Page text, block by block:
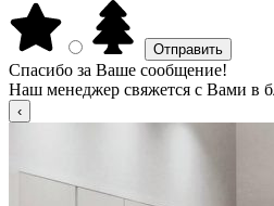
Спасибо за Ваше сообщение!
Наш менеджер свяжется с Вами в